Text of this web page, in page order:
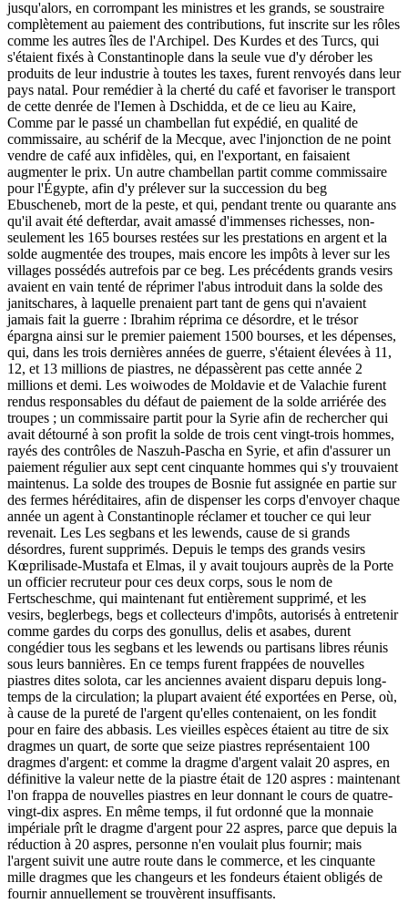
jusqu'alors, en corrompant les ministres et les grands, se soustraire
complètement au paiement des contributions, fut inscrite sur les rôles
comme les autres îles de l'Archipel. Des Kurdes et des Turcs, qui
s'étaient fixés à Constantinople dans la seule vue d'y dérober les
produits de leur industrie à toutes les taxes, furent renvoyés dans leur
pays natal. Pour remédier à la cherté du café et favoriser le transport
de cette denrée de l'Iemen à Dschidda, et de ce lieu au Kaire,
Comme par le passé un chambellan fut expédié, en qualité de
commissaire, au schérif de la Mecque, avec l'injonction de ne point
vendre de café aux infidèles, qui, en l'exportant, en faisaient
augmenter le prix. Un autre chambellan partit comme commissaire
pour l'Égypte, afin d'y prélever sur la succession du beg
Ebuscheneb, mort de la peste, et qui, pendant trente ou quarante ans
qu'il avait été defterdar, avait amassé d'immenses richesses, non-
seulement les 165 bourses restées sur les prestations en argent et la
solde augmentée des troupes, mais encore les impôts à lever sur les
villages possédés autrefois par ce beg. Les précédents grands vesirs
avaient en vain tenté de réprimer l'abus introduit dans la solde des
janitschares, à laquelle prenaient part tant de gens qui n'avaient
jamais fait la guerre : Ibrahim réprima ce désordre, et le trésor
épargna ainsi sur le premier paiement 1500 bourses, et les dépenses,
qui, dans les trois dernières années de guerre, s'étaient élevées à 11,
12, et 13 millions de piastres, ne dépassèrent pas cette année 2
millions et demi. Les woiwodes de Moldavie et de Valachie furent
rendus responsables du défaut de paiement de la solde arriérée des
troupes ; un commissaire partit pour la Syrie afin de rechercher qui
avait détourné à son profit la solde de trois cent vingt-trois hommes,
rayés des contrôles de Naszuh-Pascha en Syrie, et afin d'assurer un
paiement régulier aux sept cent cinquante hommes qui s'y trouvaient
maintenus. La solde des troupes de Bosnie fut assignée en partie sur
des fermes héréditaires, afin de dispenser les corps d'envoyer chaque
année un agent à Constantinople réclamer et toucher ce qui leur
revenait. Les Les segbans et les lewends, cause de si grands
désordres, furent supprimés. Depuis le temps des grands vesirs
Kœprilisade-Mustafa et Elmas, il y avait toujours auprès de la Porte
un officier recruteur pour ces deux corps, sous le nom de
Fertscheschme, qui maintenant fut entièrement supprimé, et les
vesirs, beglerbegs, begs et collecteurs d'impôts, autorisés à entretenir
comme gardes du corps des gonullus, delis et asabes, durent
congédier tous les segbans et les lewends ou partisans libres réunis
sous leurs bannières. En ce temps furent frappées de nouvelles
piastres dites solota, car les anciennes avaient disparu depuis long-
temps de la circulation; la plupart avaient été exportées en Perse, où,
à cause de la pureté de l'argent qu'elles contenaient, on les fondit
pour en faire des abbasis. Les vieilles espèces étaient au titre de six
dragmes un quart, de sorte que seize piastres représentaient 100
dragmes d'argent: et comme la dragme d'argent valait 20 aspres, en
définitive la valeur nette de la piastre était de 120 aspres : maintenant
l'on frappa de nouvelles piastres en leur donnant le cours de quatre-
vingt-dix aspres. En même temps, il fut ordonné que la monnaie
impériale prît le dragme d'argent pour 22 aspres, parce que depuis la
réduction à 20 aspres, personne n'en voulait plus fournir; mais
l'argent suivit une autre route dans le commerce, et les cinquante
mille dragmes que les changeurs et les fondeurs étaient obligés de
fournir annuellement se trouvèrent insuffisants.